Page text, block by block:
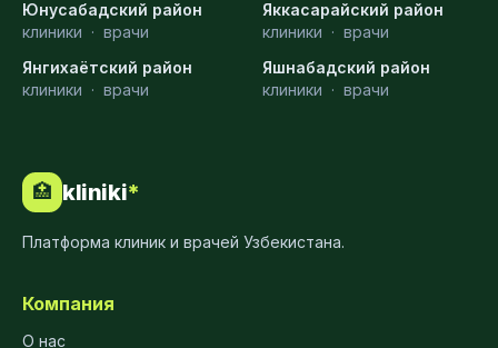
Юнусабадский район
клиники · врачи
Яккасарайский район
клиники · врачи
Янгихаётский район
клиники · врачи
Яшнабадский район
клиники · врачи
🏥 kliniki*
Платформа клиник и врачей Узбекистана.
Компания
О нас